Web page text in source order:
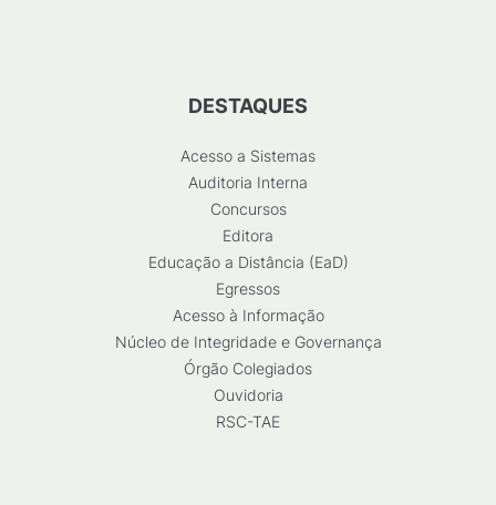
DESTAQUES
Acesso a Sistemas
Auditoria Interna
Concursos
Editora
Educação a Distância (EaD)
Egressos
Acesso à Informação
Núcleo de Integridade e Governança
Órgão Colegiados
Ouvidoria
RSC-TAE